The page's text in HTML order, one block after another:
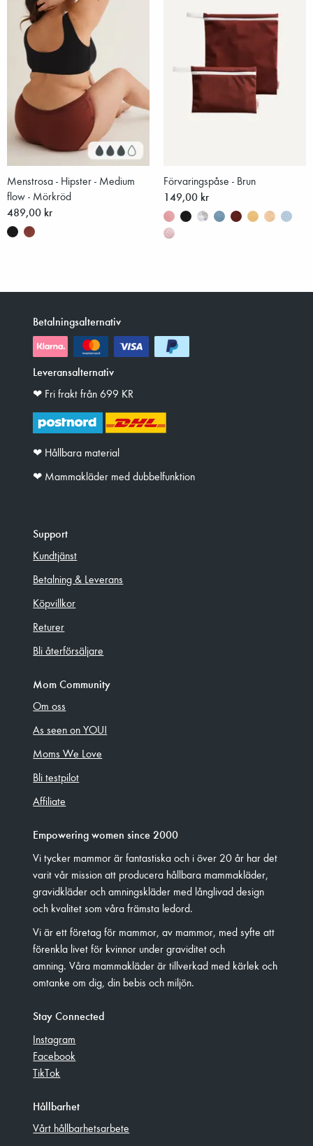
Menstrosa - Hipster - Medium
flow - Mörkröd
489,00 kr
Förvaringspåse - Brun
149,00 kr
Betalningsalternativ
Leveransalternativ
❤︎ Fri frakt från 699 KR
❤︎ Hållbara material
❤︎ Mammakläder med dubbelfunktion
Support
Kundtjänst
Betalning & Leverans
Köpvillkor
Returer
Bli återförsäljare
Mom Community
Om oss
As seen on YOU!
Moms We Love
Bli testpilot
Affiliate
Empowering women since 2000
Vi tycker mammor är fantastiska och i över 20 år har det
varit vår mission att producera hållbara mammakläder,
gravidkläder och amningskläder med långlivad design
och kvalitet som våra främsta ledord.
Vi är ett företag för mammor, av mammor, med syfte att
förenkla livet för kvinnor under graviditet och
amning. Våra mammakläder är tillverkad med kärlek och
omtanke om dig, din bebis och miljön.
Stay Connected
Instagram
Facebook
TikTok
Hållbarhet
Vårt hållbarhetsarbete